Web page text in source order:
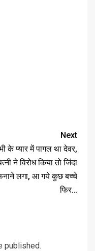
Next
के प्यार में पागल था देवर,
ने विरोध किया तो जिंदा
लगा, आ गये कुछ बच्चे
फिर…
published.